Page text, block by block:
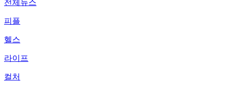
전체뉴스
피플
헬스
라이프
컬처